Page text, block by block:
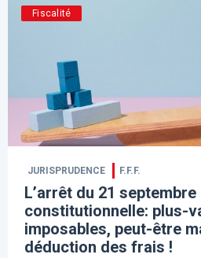
Fiscalité
JURISPRUDENCE F.F.F.
L’arrêt du 21
constitutionnelle: plus-
imposables, peut-être
déduction des frais !